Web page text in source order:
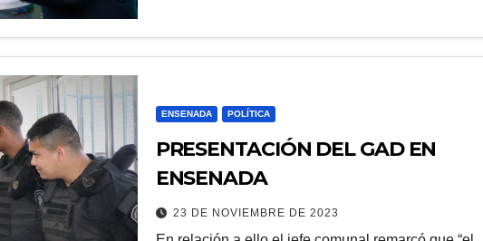
ENSENADA POLÍTICA
PRESENTACIÓN DEL GAD EN
ENSENADA
23 DE NOVIEMBRE DE 2023